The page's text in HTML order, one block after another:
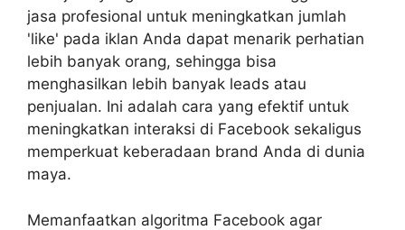
jasa profesional untuk meningkatkan jumlah
'like' pada iklan Anda dapat menarik perhatian
lebih banyak orang, sehingga bisa
menghasilkan lebih banyak leads atau
penjualan. Ini adalah cara yang efektif untuk
meningkatkan interaksi di Facebook sekaligus
memperkuat keberadaan brand Anda di dunia
maya.
Memanfaatkan algoritma Facebook agar